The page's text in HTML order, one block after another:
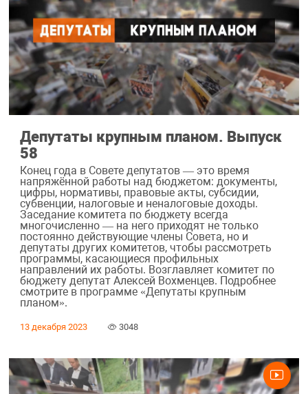
Депутаты крупным планом. Выпуск
58
Конец года в Совете депутатов — это время
напряжённой работы над бюджетом: документы,
цифры, нормативы, правовые акты, субсидии,
субвенции, налоговые и неналоговые доходы.
Заседание комитета по бюджету всегда
многочисленно — на него приходят не только
постоянно действующие члены Совета, но и
депутаты других комитетов, чтобы рассмотреть
программы, касающиеся профильных
направлений их работы. Возглавляет комитет по
бюджету депутат Алексей Вохменцев. Подробнее
смотрите в программе «Депутаты крупным
планом».
13 декабря 2023 3048